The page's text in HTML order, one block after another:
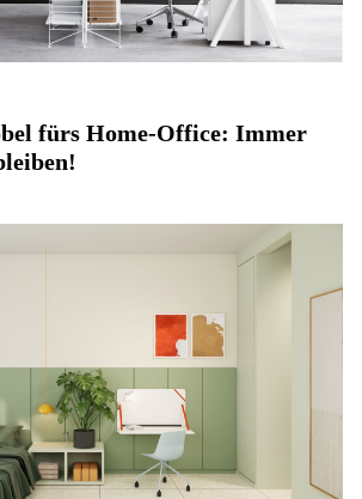
fürs Home-Office: Immer